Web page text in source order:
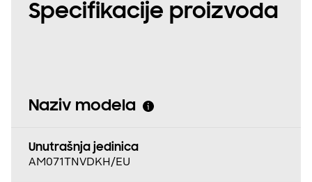
Specifikacije proizvoda
Naziv modela
Unutrašnja jedinica
AM071TNVDKH/EU